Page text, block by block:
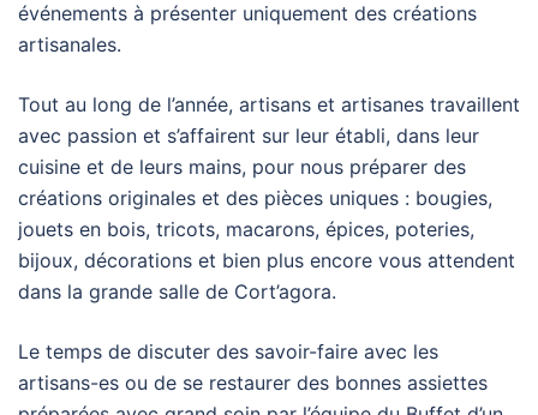
événements à présenter uniquement des créations
artisanales.
Tout au long de l’année, artisans et artisanes travaillent
avec passion et s’affairent sur leur établi, dans leur
cuisine et de leurs mains, pour nous préparer des
créations originales et des pièces uniques : bougies,
jouets en bois, tricots, macarons, épices, poteries,
bijoux, décorations et bien plus encore vous attendent
dans la grande salle de Cort’agora.
Le temps de discuter des savoir-faire avec les
artisans-es ou de se restaurer des bonnes assiettes